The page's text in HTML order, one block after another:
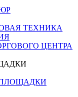
ТЕХНИКА
ЦЕНТРА